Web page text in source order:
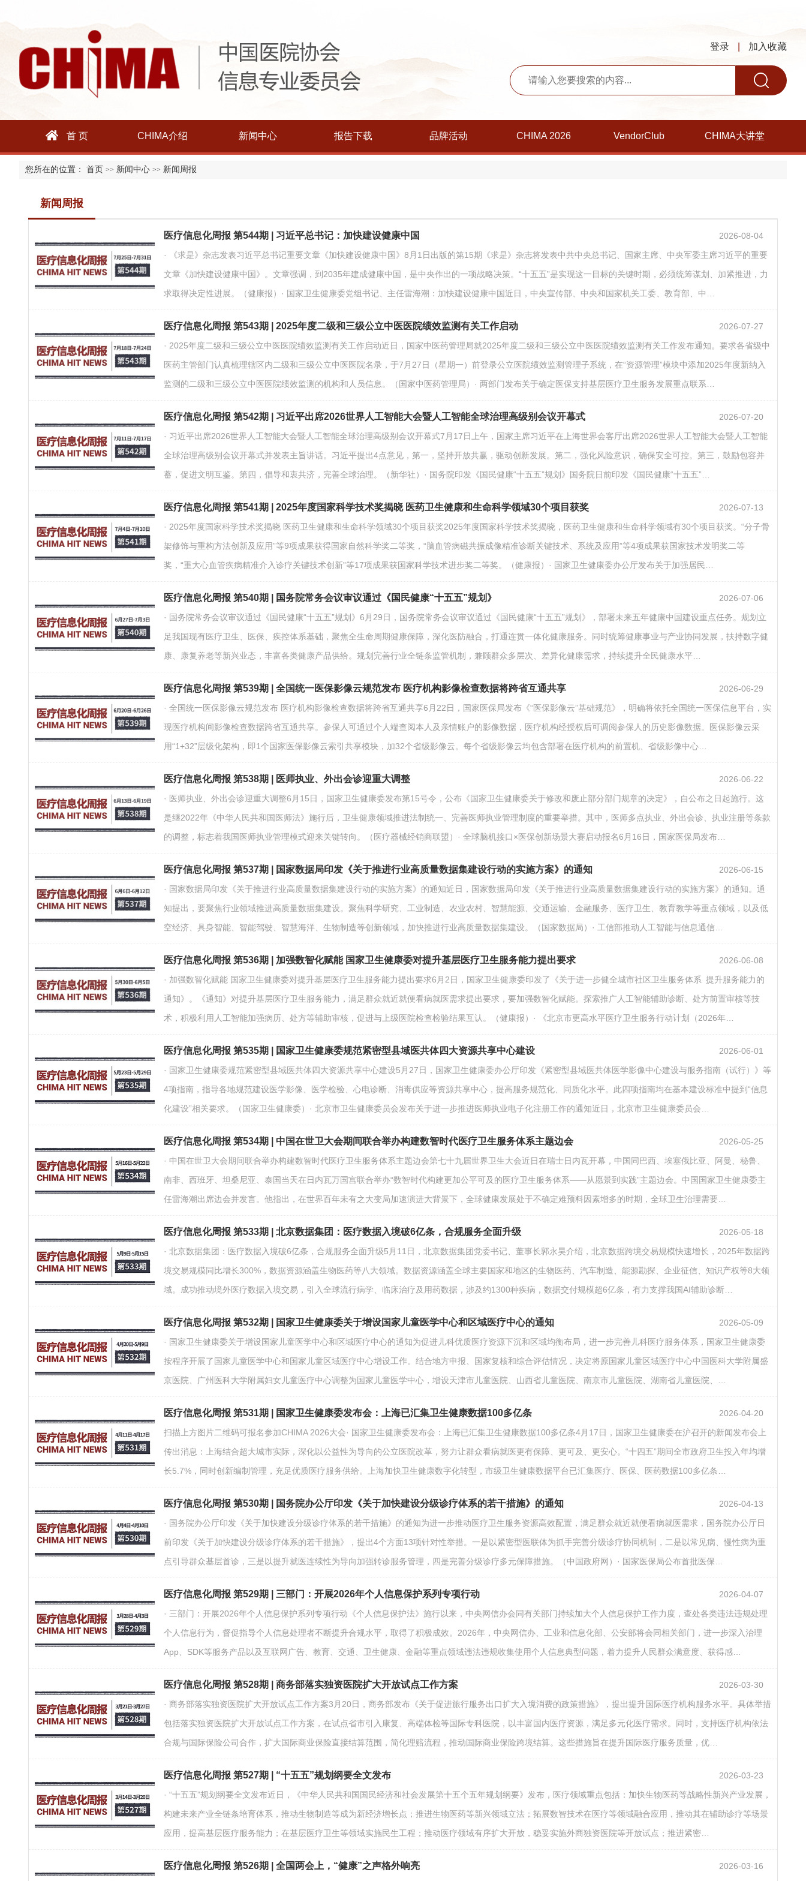
登录 加入收藏
首 页 CHIMA介绍 新闻中心 报告下载 品牌活动 CHIMA 2026 VendorClub CHIMA大讲堂
您所在的位置： 首页 >> 新闻中心 >> 新闻周报
新闻周报
医疗信息化周报 第544期 | 习近平总书记：加快建设健康中国
2026-08-04
· 《求是》杂志发表习近平总书记重要文章《加快建设健康中国》8月1日出版的第15期《求是》杂志将发表中共中央总书记、国家主席、中央军委主席习近平的重要
文章《加快建设健康中国》。文章强调，到2035年建成健康中国，是中央作出的一项战略决策。“十五五”是实现这一目标的关键时期，必须统筹谋划、加紧推进，力
求取得决定性进展。（健康报）· 国家卫生健康委党组书记、主任雷海潮：加快建设健康中国近日，中央宣传部、中央和国家机关工委、教育部、中…
医疗信息化周报 第543期 | 2025年度二级和三级公立中医医院绩效监测有关工作启动
2026-07-27
· 2025年度二级和三级公立中医医院绩效监测有关工作启动近日，国家中医药管理局就2025年度二级和三级公立中医医院绩效监测有关工作发布通知。要求各省级中
医药主管部门认真梳理辖区内二级和三级公立中医医院名录，于7月27日（星期一）前登录公立医院绩效监测管理子系统，在“资源管理”模块中添加2025年度新纳入
监测的二级和三级公立中医医院绩效监测的机构和人员信息。（国家中医药管理局）· 两部门发布关于确定医保支持基层医疗卫生服务发展重点联系…
医疗信息化周报 第542期 | 习近平出席2026世界人工智能大会暨人工智能全球治理高级别会议开幕式
2026-07-20
· 习近平出席2026世界人工智能大会暨人工智能全球治理高级别会议开幕式7月17日上午，国家主席习近平在上海世界会客厅出席2026世界人工智能大会暨人工智能
全球治理高级别会议开幕式并发表主旨讲话。习近平提出4点意见，第一，坚持开放共赢，驱动创新发展。第二，强化风险意识，确保安全可控。第三，鼓励包容并
蓄，促进文明互鉴。第四，倡导和衷共济，完善全球治理。（新华社）· 国务院印发《国民健康“十五五”规划》国务院日前印发《国民健康“十五五”…
医疗信息化周报 第541期 | 2025年度国家科学技术奖揭晓 医药卫生健康和生命科学领域30个项目获奖
2026-07-13
· 2025年度国家科学技术奖揭晓 医药卫生健康和生命科学领域30个项目获奖2025年度国家科学技术奖揭晓，医药卫生健康和生命科学领域有30个项目获奖。“分子骨
架修饰与重构方法创新及应用”等9项成果获得国家自然科学奖二等奖，“脑血管病磁共振成像精准诊断关键技术、系统及应用”等4项成果获国家技术发明奖二等
奖，“重大心血管疾病精准介入诊疗关键技术创新”等17项成果获国家科学技术进步奖二等奖。（健康报）· 国家卫生健康委办公厅发布关于加强居民…
医疗信息化周报 第540期 | 国务院常务会议审议通过《国民健康“十五五”规划》
2026-07-06
· 国务院常务会议审议通过《国民健康“十五五”规划》6月29日，国务院常务会议审议通过《国民健康“十五五”规划》，部署未来五年健康中国建设重点任务。规划立
足我国现有医疗卫生、医保、疾控体系基础，聚焦全生命周期健康保障，深化医防融合，打通连贯一体化健康服务。同时统筹健康事业与产业协同发展，扶持数字健
康、康复养老等新兴业态，丰富各类健康产品供给。规划完善行业全链条监管机制，兼顾群众多层次、差异化健康需求，持续提升全民健康水平…
医疗信息化周报 第539期 | 全国统一医保影像云规范发布 医疗机构影像检查数据将跨省互通共享
2026-06-29
· 全国统一医保影像云规范发布 医疗机构影像检查数据将跨省互通共享6月22日，国家医保局发布《“医保影像云”基础规范》，明确将依托全国统一医保信息平台，实
现医疗机构间影像检查数据跨省互通共享。参保人可通过个人端查阅本人及亲情账户的影像数据，医疗机构经授权后可调阅参保人的历史影像数据。医保影像云采
用“1+32”层级化架构，即1个国家医保影像云索引共享模块，加32个省级影像云。每个省级影像云均包含部署在医疗机构的前置机、省级影像中心…
医疗信息化周报 第538期 | 医师执业、外出会诊迎重大调整
2026-06-22
· 医师执业、外出会诊迎重大调整6月15日，国家卫生健康委发布第15号令，公布《国家卫生健康委关于修改和废止部分部门规章的决定》，自公布之日起施行。这
是继2022年《中华人民共和国医师法》施行后，卫生健康领域推进法制统一、完善医师执业管理制度的重要举措。其中，医师多点执业、外出会诊、执业注册等条款
的调整，标志着我国医师执业管理模式迎来关键转向。（医疗器械经销商联盟）· 全球脑机接口×医保创新场景大赛启动报名6月16日，国家医保局发布…
医疗信息化周报 第537期 | 国家数据局印发《关于推进行业高质量数据集建设行动的实施方案》的通知
2026-06-15
· 国家数据局印发《关于推进行业高质量数据集建设行动的实施方案》的通知近日，国家数据局印发《关于推进行业高质量数据集建设行动的实施方案》的通知。通
知提出，要聚焦行业领域推进高质量数据集建设。聚焦科学研究、工业制造、农业农村、智慧能源、交通运输、金融服务、医疗卫生、教育教学等重点领域，以及低
空经济、具身智能、智能驾驶、智慧海洋、生物制造等创新领域，加快推进行业高质量数据集建设。（国家数据局）· 工信部推动人工智能与信息通信…
医疗信息化周报 第536期 | 加强数智化赋能 国家卫生健康委对提升基层医疗卫生服务能力提出要求
2026-06-08
· 加强数智化赋能 国家卫生健康委对提升基层医疗卫生服务能力提出要求6月2日，国家卫生健康委印发了《关于进一步健全城市社区卫生服务体系 提升服务能力的
通知》。《通知》对提升基层医疗卫生服务能力，满足群众就近就便看病就医需求提出要求，要加强数智化赋能。探索推广人工智能辅助诊断、处方前置审核等技
术，积极利用人工智能加强病历、处方等辅助审核，促进与上级医院检查检验结果互认。（健康报）· 《北京市更高水平医疗卫生服务行动计划（2026年…
医疗信息化周报 第535期 | 国家卫生健康委规范紧密型县域医共体四大资源共享中心建设
2026-06-01
· 国家卫生健康委规范紧密型县域医共体四大资源共享中心建设5月27日，国家卫生健康委办公厅印发《紧密型县域医共体医学影像中心建设与服务指南（试行）》等
4项指南，指导各地规范建设医学影像、医学检验、心电诊断、消毒供应等资源共享中心，提高服务规范化、同质化水平。此四项指南均在基本建设标准中提到“信息
化建设”相关要求。（国家卫生健康委）· 北京市卫生健康委员会发布关于进一步推进医师执业电子化注册工作的通知近日，北京市卫生健康委员会…
医疗信息化周报 第534期 | 中国在世卫大会期间联合举办构建数智时代医疗卫生服务体系主题边会
2026-05-25
· 中国在世卫大会期间联合举办构建数智时代医疗卫生服务体系主题边会第七十九届世界卫生大会近日在瑞士日内瓦开幕，中国同巴西、埃塞俄比亚、阿曼、秘鲁、
南非、西班牙、坦桑尼亚、泰国当天在日内瓦万国宫联合举办“数智时代构建更加公平可及的医疗卫生服务体系——从愿景到实践”主题边会。中国国家卫生健康委主
任雷海潮出席边会并发言。他指出，在世界百年未有之大变局加速演进大背景下，全球健康发展处于不确定难预料因素增多的时期，全球卫生治理需要…
医疗信息化周报 第533期 | 北京数据集团：医疗数据入境破6亿条，合规服务全面升级
2026-05-18
· 北京数据集团：医疗数据入境破6亿条，合规服务全面升级5月11日，北京数据集团党委书记、董事长郭永昊介绍，北京数据跨境交易规模快速增长，2025年数据跨
境交易规模同比增长300%，数据资源涵盖生物医药等八大领域。数据资源涵盖全球主要国家和地区的生物医药、汽车制造、能源勘探、企业征信、知识产权等8大领
域。成功推动境外医疗数据入境交易，引入全球流行病学、临床治疗及用药数据，涉及约1300种疾病，数据交付规模超6亿条，有力支撑我国AI辅助诊断…
医疗信息化周报 第532期 | 国家卫生健康委关于增设国家儿童医学中心和区域医疗中心的通知
2026-05-09
· 国家卫生健康委关于增设国家儿童医学中心和区域医疗中心的通知为促进儿科优质医疗资源下沉和区域均衡布局，进一步完善儿科医疗服务体系，国家卫生健康委
按程序开展了国家儿童医学中心和国家儿童区域医疗中心增设工作。结合地方申报、国家复核和综合评估情况，决定将原国家儿童区域医疗中心中国医科大学附属盛
京医院、广州医科大学附属妇女儿童医疗中心调整为国家儿童医学中心，增设天津市儿童医院、山西省儿童医院、南京市儿童医院、湖南省儿童医院、…
医疗信息化周报 第531期 | 国家卫生健康委发布会：上海已汇集卫生健康数据100多亿条
2026-04-20
扫描上方图片二维码可报名参加CHIMA 2026大会· 国家卫生健康委发布会：上海已汇集卫生健康数据100多亿条4月17日，国家卫生健康委在沪召开的新闻发布会上
传出消息：上海结合超大城市实际，深化以公益性为导向的公立医院改革，努力让群众看病就医更有保障、更可及、更安心。“十四五”期间全市政府卫生投入年均增
长5.7%，同时创新编制管理，充足优质医疗服务供给。上海加快卫生健康数字化转型，市级卫生健康数据平台已汇集医疗、医保、医药数据100多亿条…
医疗信息化周报 第530期 | 国务院办公厅印发《关于加快建设分级诊疗体系的若干措施》的通知
2026-04-13
· 国务院办公厅印发《关于加快建设分级诊疗体系的若干措施》的通知为进一步推动医疗卫生服务资源高效配置，满足群众就近就便看病就医需求，国务院办公厅日
前印发《关于加快建设分级诊疗体系的若干措施》，提出4个方面13项针对性举措。一是以紧密型医联体为抓手完善分级诊疗协同机制，二是以常见病、慢性病为重
点引导群众基层首诊，三是以提升就医连续性为导向加强转诊服务管理，四是完善分级诊疗多元保障措施。（中国政府网）· 国家医保局公布首批医保…
医疗信息化周报 第529期 | 三部门：开展2026年个人信息保护系列专项行动
2026-04-07
· 三部门：开展2026年个人信息保护系列专项行动《个人信息保护法》施行以来，中央网信办会同有关部门持续加大个人信息保护工作力度，查处各类违法违规处理
个人信息行为，督促指导个人信息处理者不断提升合规水平，取得了积极成效。2026年，中央网信办、工业和信息化部、公安部将会同相关部门，进一步深入治理
App、SDK等服务产品以及互联网广告、教育、交通、卫生健康、金融等重点领域违法违规收集使用个人信息典型问题，着力提升人民群众满意度、获得感…
医疗信息化周报 第528期 | 商务部落实独资医院扩大开放试点工作方案
2026-03-30
· 商务部落实独资医院扩大开放试点工作方案3月20日，商务部发布《关于促进旅行服务出口扩大入境消费的政策措施》，提出提升国际医疗机构服务水平。具体举措
包括落实独资医院扩大开放试点工作方案，在试点省市引入康复、高端体检等国际专科医院，以丰富国内医疗资源，满足多元化医疗需求。同时，支持医疗机构依法
合规与国际保险公司合作，扩大国际商业保险直接结算范围，简化理赔流程，推动国际商业保险跨境结算。这些措施旨在提升国际医疗服务质量，优…
医疗信息化周报 第527期 | “十五五”规划纲要全文发布
2026-03-23
· “十五五”规划纲要全文发布近日，《中华人民共和国国民经济和社会发展第十五个五年规划纲要》发布，医疗领域重点包括：加快生物医药等战略性新兴产业发展，
构建未来产业全链条培育体系，推动生物制造等成为新经济增长点；推进生物医药等新兴领域立法；拓展数智技术在医疗等领域融合应用，推动其在辅助诊疗等场景
应用，提高基层医疗服务能力；在基层医疗卫生等领域实施民生工程；推动医疗领域有序扩大开放，稳妥实施外商独资医院等开放试点；推进紧密…
医疗信息化周报 第526期 | 全国两会上，“健康”之声格外响亮
2026-03-16